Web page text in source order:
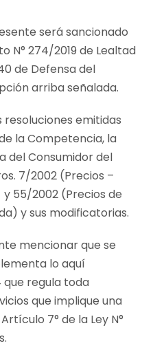
será sancionado
N° 274/2019 de Lealtad
de Defensa del
arriba señalada.
emitidas
la Competencia, la
del Consumidor del
7/2002 (Precios –
55/2002 (Precios de
y sus modificatorias.
mencionar que se
lo aquí
que regula toda
que implique una
7° de la Ley N°